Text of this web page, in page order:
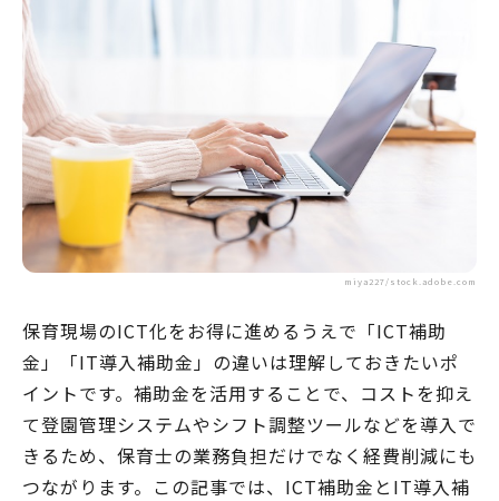
miya227/stock.adobe.com
保育現場のICT化をお得に進めるうえで「ICT補助
金」「IT導入補助金」の違いは理解しておきたいポ
イントです。補助金を活用することで、コストを抑え
て登園管理システムやシフト調整ツールなどを導入で
きるため、保育士の業務負担だけでなく経費削減にも
つながります。この記事では、ICT補助金とIT導入補